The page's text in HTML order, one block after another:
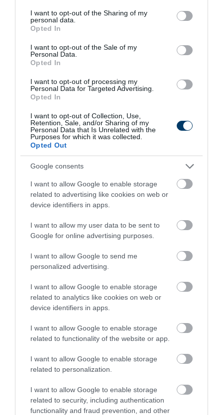
not limited to your visit or usage behaviour. You may click to
grant or deny consent to Google and its third-party tags to
use your data for below specified purposes in below Google
consent section.
I want to opt-out of the Sharing of my
personal data.
Opted In
I want to opt-out of the Sale of my
Personal Data.
Opted In
I want to opt-out of processing my
Personal Data for Targeted Advertising.
Opted In
I want to opt-out of Collection, Use,
Retention, Sale, and/or Sharing of my
Personal Data that Is Unrelated with the
Purposes for which it was collected.
Opted Out
Google consents
I want to allow Google to enable storage
related to advertising like cookies on web or
device identifiers in apps.
I want to allow my user data to be sent to
Google for online advertising purposes.
I want to allow Google to send me
personalized advertising.
I want to allow Google to enable storage
related to analytics like cookies on web or
device identifiers in apps.
I want to allow Google to enable storage
related to functionality of the website or app.
I want to allow Google to enable storage
related to personalization.
I want to allow Google to enable storage
related to security, including authentication
functionality and fraud prevention, and other
This Simple Trick Removes All Parasites From
11 h 24 min
Stop Eating These 3 Foods That Are Known to
Cause Parasites
171 138 93